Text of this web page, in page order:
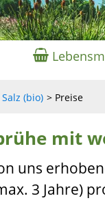
(bio) Preise
mit
uns
3 Jahre)